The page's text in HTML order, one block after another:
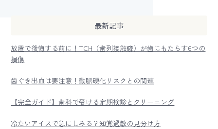
最新記事
放置で後悔する前に！TCH（歯列接触癖）が歯にもたらす6つの
損傷
歯ぐき出血は要注意！動脈硬化リスクとの関連
【完全ガイド】歯科で受ける定期検診とクリーニング
冷たいアイスで急にしみる？知覚過敏の見分け方